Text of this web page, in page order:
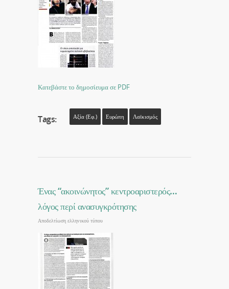
Κατεβάστε το δημοσίευμα σε PDF
Tags: Αξία (εφ.) Ευρώπη Λαϊκισμός
Ένας “ακοινώνητος” κεντροαριστερός…
λόγος περί ανασυγκρότησης
Αποδελτίωση ελληνικού τύπου